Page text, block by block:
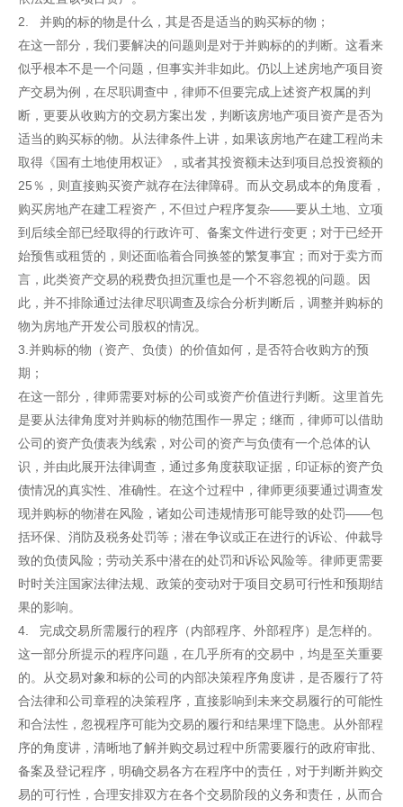
2. 并购的标的物是什么，其是否是适当的购买标的物；
在这一部分，我们要解决的问题则是对于并购标的的判断。这看来
似乎根本不是一个问题，但事实并非如此。仍以上述房地产项目资
产交易为例，在尽职调查中，律师不但要完成上述资产权属的判
断，更要从收购方的交易方案出发，判断该房地产项目资产是否为
适当的购买标的物。从法律条件上讲，如果该房地产在建工程尚未
取得《国有土地使用权证》，或者其投资额未达到项目总投资额的
25％，则直接购买资产就存在法律障碍。而从交易成本的角度看，
购买房地产在建工程资产，不但过户程序复杂——要从土地、立项
到后续全部已经取得的行政许可、备案文件进行变更；对于已经开
始预售或租赁的，则还面临着合同换签的繁复事宜；而对于卖方而
言，此类资产交易的税费负担沉重也是一个不容忽视的问题。因
此，并不排除通过法律尽职调查及综合分析判断后，调整并购标的
物为房地产开发公司股权的情况。
3.并购标的物（资产、负债）的价值如何，是否符合收购方的预
期；
在这一部分，律师需要对标的公司或资产价值进行判断。这里首先
是要从法律角度对并购标的物范围作一界定；继而，律师可以借助
公司的资产负债表为线索，对公司的资产与负债有一个总体的认
识，并由此展开法律调查，通过多角度获取证据，印证标的资产负
债情况的真实性、准确性。在这个过程中，律师更须要通过调查发
现并购标的物潜在风险，诸如公司违规情形可能导致的处罚——包
括环保、消防及税务处罚等；潜在争议或正在进行的诉讼、仲裁导
致的负债风险；劳动关系中潜在的处罚和诉讼风险等。律师更需要
时时关注国家法律法规、政策的变动对于项目交易可行性和预期结
果的影响。
4. 完成交易所需履行的程序（内部程序、外部程序）是怎样的。
这一部分所提示的程序问题，在几乎所有的交易中，均是至关重要
的。从交易对象和标的公司的内部决策程序角度讲，是否履行了符
合法律和公司章程的决策程序，直接影响到未来交易履行的可能性
和合法性，忽视程序可能为交易的履行和结果埋下隐患。从外部程
序的角度讲，清晰地了解并购交易过程中所需要履行的政府审批、
备案及登记程序，明确交易各方在程序中的责任，对于判断并购交
易的可行性，合理安排双方在各个交易阶段的义务和责任，从而合